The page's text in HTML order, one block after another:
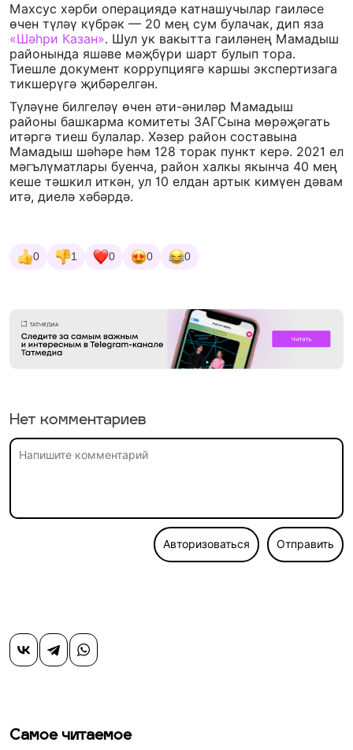
Махсус хәрби операциядә катнашучылар гаиләсе
өчен түләү күбрәк — 20 мең сум булачак, дип яза
«Шәһри Казан». Шул ук вакытта гаиләнең Мамадыш
районында яшәве мәҗбүри шарт булып тора.
Тиешле документ коррупциягә каршы экспертизага
тикшерүгә җибәрелгән.
Түләүне билгеләү өчен әти-әниләр Мамадыш
районы башкарма комитеты ЗАГСына мөрәҗәгать
итәргә тиеш булалар. Хәзер район составына
Мамадыш шәһәре һәм 128 торак пункт керә. 2021 ел
мәгълүматлары буенча, район халкы якынча 40 мең
кеше тәшкил иткән, ул 10 елдан артык кимүен дәвам
итә, диелә хәбәрдә.
0 1 0 0 0
Нет комментариев
Авторизоваться Отправить
Самое читаемое